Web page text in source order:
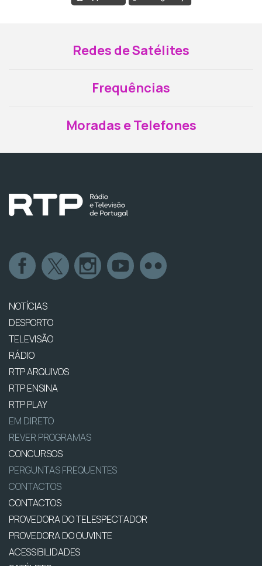
Redes de Satélites
Frequências
Moradas e Telefones
NOTÍCIAS
DESPORTO
TELEVISÃO
RÁDIO
RTP ARQUIVOS
RTP ENSINA
RTP PLAY
EM DIRETO
REVER PROGRAMAS
CONCURSOS
PERGUNTAS FREQUENTES
CONTACTOS
CONTACTOS
PROVEDORA DO TELESPECTADOR
PROVEDORA DO OUVINTE
ACESSIBILIDADES